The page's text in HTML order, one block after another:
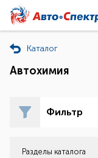
Каталог
Автохимия
Фильтр
Разделы каталога